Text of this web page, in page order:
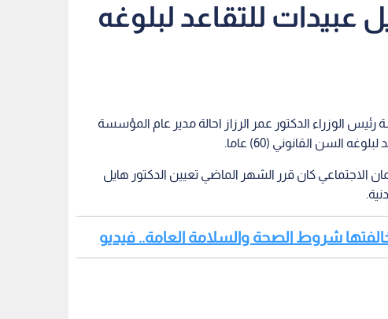
عبيدات للتقاعد لبلوغه
الوزراء الدكتور عمر الرزاز احالة مدير عام المؤسسة
السن القانوني (60) عاما.
الاجتماعي كان قرر الشهر الماضي تعيين الدكتور هايل
شروط الصحة والسلامة العامة.. فيديو